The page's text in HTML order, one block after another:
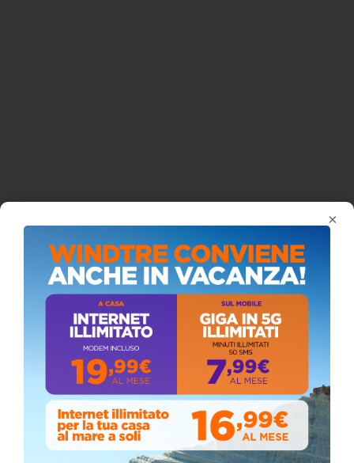
×
ISCRIVITI AL CANALE YOUTUBE